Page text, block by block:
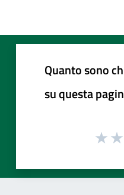
Quanto sono
su questa